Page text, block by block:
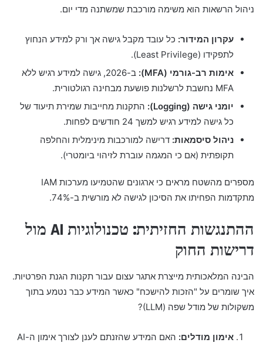
ניהול הרשאות הוא משימה מורכבת שמשתנה מדי יום.
עקרון המידור: כל עובד מקבל גישה אך ורק למידע הנחוץ
לתפקידו (Least Privilege).
אימות רב-גורמי (MFA):
ב-2026, גישה למידע רגיש ללא
MFA נחשבת לרשלנות פושעת מבחינה רגולטורית.
יומני גישה (Logging):
התקנות מחייבות שמירת תיעוד של
כל גישה למידע רגיש למשך 24 חודשים לפחות.
ניהול סיסמאות: דרישה למורכבות מינימלית והחלפה
תקופתית (אם כי המגמה עוברת לזיהוי ביומטרי).
מספרים מהשטח מראים כי ארגונים שהטמיעו מערכות IAM
מתקדמות הפחיתו את הסיכון לגישה לא מורשית ב-74%.
ההתנגשות החזיתית: טכנולוגיות AI מול
דרישות החוק
הבינה המלאכותית מייצרת אתגר עצום עבור תקנות הגנת הפרטיות.
איך שומרים על "הזכות להישכח" כאשר המידע כבר נטמע בתוך
משקולות של מודל שפה (LLM)?
אימון מודלים:
האם המידע שהזנתם לענן לצורך אימון ה-AI